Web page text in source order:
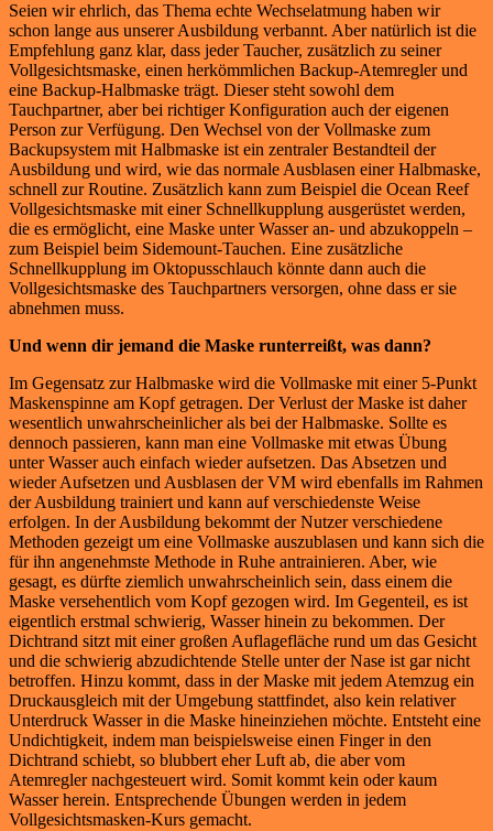
Seien wir ehrlich, das Thema echte Wechselatmung haben wir
schon lange aus unserer Ausbildung verbannt. Aber natürlich ist die
Empfehlung ganz klar, dass jeder Taucher, zusätzlich zu seiner
Vollgesichtsmaske, einen herkömmlichen Backup-Atemregler und
eine Backup-Halbmaske trägt. Dieser steht sowohl dem
Tauchpartner, aber bei richtiger Konfiguration auch der eigenen
Person zur Verfügung. Den Wechsel von der Vollmaske zum
Backupsystem mit Halbmaske ist ein zentraler Bestandteil der
Ausbildung und wird, wie das normale Ausblasen einer Halbmaske,
schnell zur Routine. Zusätzlich kann zum Beispiel die Ocean Reef
Vollgesichtsmaske mit einer Schnellkupplung ausgerüstet werden,
die es ermöglicht, eine Maske unter Wasser an- und abzukoppeln –
zum Beispiel beim Sidemount-Tauchen. Eine zusätzliche
Schnellkupplung im Oktopusschlauch könnte dann auch die
Vollgesichtsmaske des Tauchpartners versorgen, ohne dass er sie
abnehmen muss.
Und wenn dir jemand die Maske runterreißt, was dann?
Im Gegensatz zur Halbmaske wird die Vollmaske mit einer 5-Punkt
Maskenspinne am Kopf getragen. Der Verlust der Maske ist daher
wesentlich unwahrscheinlicher als bei der Halbmaske. Sollte es
dennoch passieren, kann man eine Vollmaske mit etwas Übung
unter Wasser auch einfach wieder aufsetzen. Das Absetzen und
wieder Aufsetzen und Ausblasen der VM wird ebenfalls im Rahmen
der Ausbildung trainiert und kann auf verschiedenste Weise
erfolgen. In der Ausbildung bekommt der Nutzer verschiedene
Methoden gezeigt um eine Vollmaske auszublasen und kann sich die
für ihn angenehmste Methode in Ruhe antrainieren. Aber, wie
gesagt, es dürfte ziemlich unwahrscheinlich sein, dass einem die
Maske versehentlich vom Kopf gezogen wird. Im Gegenteil, es ist
eigentlich erstmal schwierig, Wasser hinein zu bekommen. Der
Dichtrand sitzt mit einer großen Auflagefläche rund um das Gesicht
und die schwierig abzudichtende Stelle unter der Nase ist gar nicht
betroffen. Hinzu kommt, dass in der Maske mit jedem Atemzug ein
Druckausgleich mit der Umgebung stattfindet, also kein relativer
Unterdruck Wasser in die Maske hineinziehen möchte. Entsteht eine
Undichtigkeit, indem man beispielsweise einen Finger in den
Dichtrand schiebt, so blubbert eher Luft ab, die aber vom
Atemregler nachgesteuert wird. Somit kommt kein oder kaum
Wasser herein. Entsprechende Übungen werden in jedem
Vollgesichtsmasken-Kurs gemacht.